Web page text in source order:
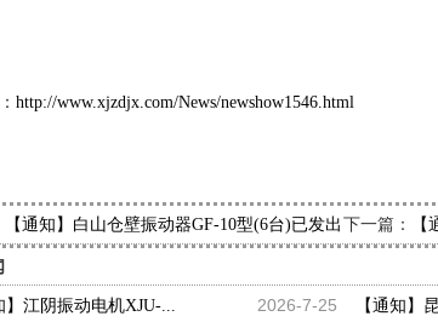
久市
http://www.xjzdjx.com/News/newshow1546.html
【通知】白山仓壁振动器GF-10型(6台)已发出，请全经理
下一篇：
2026-7-25
】江阴振动电机XJU-... 【通知】